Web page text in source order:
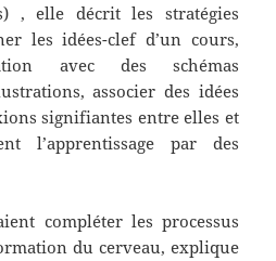
, elle décrit les stratégies
les idées-clef d’un cours,
avec des schémas
associer des idées
signifiantes entre elles et
l’apprentissage par des
compléter les processus
du cerveau, explique